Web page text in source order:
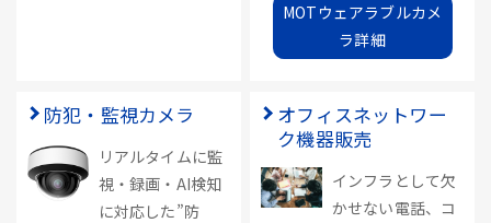
MOTウェアラブルカメ
ラ詳細
防犯・監視カメラ
リアルタイムに監
視・録画・AI検知
に対応した”防
オフィスネットワー
ク機器販売
インフラとして欠
かせない電話、コ